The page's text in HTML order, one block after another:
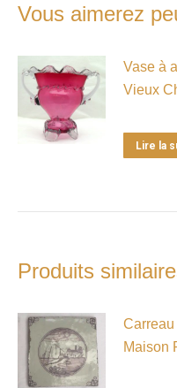
Vous aimerez
Vase à
Vieux
Lire la
Produits
Maison